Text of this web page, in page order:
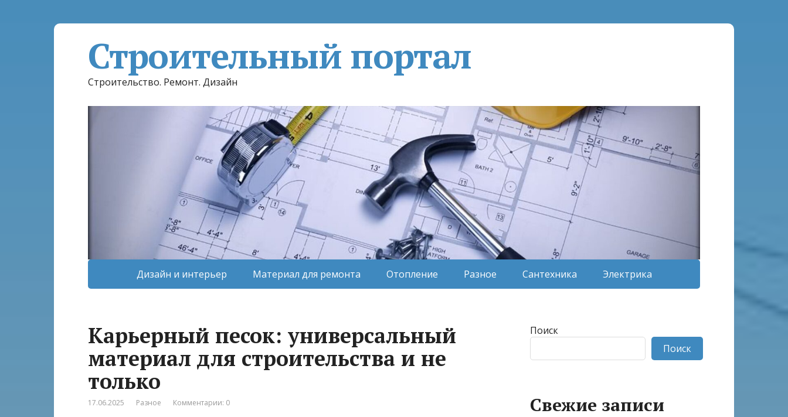
Строительный портал
Строительство. Ремонт. Дизайн
Дизайн и интерьер Материал для ремонта Отопление Разное Сантехника Электрика
Карьерный песок: универсальный
материал для строительства и не
только
17.06.2025 Разное Комментарии: 0
Поиск
Поиск
Свежие записи